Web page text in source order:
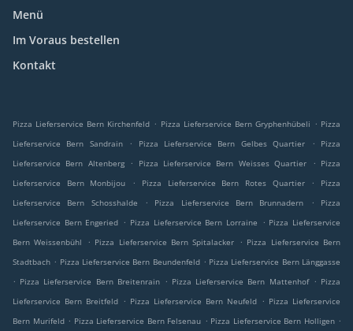
Menü
Im Voraus bestellen
Kontakt
Pizza Lieferservice Bern Kirchenfeld . Pizza Lieferservice Bern Gryphenhübeli . Pizza
Lieferservice Bern Sandrain
. Pizza Lieferservice Bern Gelbes Quartier .
Pizza
Lieferservice Bern Altenberg
. Pizza Lieferservice Bern Weisses Quartier . Pizza
Lieferservice Bern Monbijou
. Pizza Lieferservice Bern Rotes Quartier .
Pizza
Lieferservice Bern Schosshalde
. Pizza Lieferservice Bern Brunnadern .
Pizza
Lieferservice Bern Engeried . Pizza Lieferservice Bern Lorraine . Pizza Lieferservice
Bern Weissenbühl
. Pizza Lieferservice Bern Spitalacker . Pizza Lieferservice Bern
Stadtbach . Pizza Lieferservice Bern Beundenfeld . Pizza Lieferservice Bern Länggasse
. Pizza Lieferservice Bern Breitenrain . Pizza Lieferservice Bern Mattenhof . Pizza
Lieferservice Bern Breitfeld . Pizza Lieferservice Bern Neufeld . Pizza Lieferservice
Bern Murifeld . Pizza Lieferservice Bern Felsenau . Pizza Lieferservice Bern Holligen .